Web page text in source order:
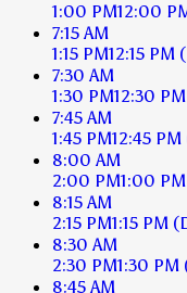
1:00 PM12:00
7:15 AM
1:15 PM12:15 PM
7:30 AM
1:30 PM12:30 PM
7:45 AM
1:45 PM12:45 PM
8:00 AM
2:00 PM1:00 PM
8:15 AM
2:15 PM1:15 PM
8:30 AM
2:30 PM1:30 PM
8:45 AM